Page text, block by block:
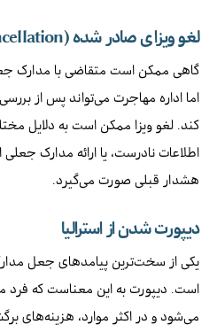
لغو ویزای صادر شده (Visa Cancellation)
گاهی ممکن است متقاضی با مدارک
اما اداره مهاجرت می‌تواند پس از
کند. لغو ویزا ممکن است به دلایل
اطلاعات نادرست، یا ارائه مدارک
هشدار قبلی صورت می‌گیرد.
دیپورت شدن از استرالیا
یکی از سخت‌ترین پیامدهای جعل
است. دیپورت به این معناست که فرد
می‌شود و در اکثر موارد، هزینه‌های